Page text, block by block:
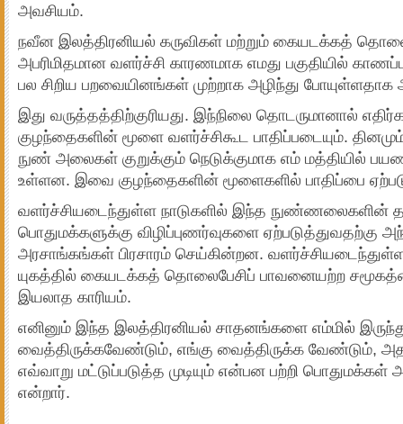
அவசியம்.
நவீன இலத்திரனியல் கருவிகள் மற்றும் கையடக்கத்
அபரிமிதமான வளர்ச்சி காரணமாக எமது பகுதியில்
பல சிறிய பறவையினங்கள் முற்றாக அழிந்து போயுள்ளதாக
இது வருத்தத்திற்குரியது. இந்நிலை தொடருமானால்
குழந்தைகளின் மூளை வளர்ச்சிகூட பாதிப்படையும்.
நுண் அலைகள் குறுக்கும் நெடுக்குமாக எம் மத்தியில்
உள்ளன. இவை குழந்தைகளின் மூளைகளில் பாதிப்பை
வளர்ச்சியடைந்துள்ள நாடுகளில் இந்த நுண்ணலைகளின்
பொதுமக்களுக்கு விழிப்புணர்வுகளை ஏற்படுத்துவதற்கு
அரசாங்கங்கள் பிரசாரம் செய்கின்றன.
யுகத்தில் கையடக்கத் தொலைபேசிப் பாவனையற்ற
இயலாத காரியம்.
எனினும் இந்த இலத்திரனியல் சாதனங்களை எம்மில்
வைத்திருக்கவேண்டும், எங்கு வைத்திருக்க வேண்டும்,
எவ்வாறு மட்டுப்படுத்த முடியும் என்பன பற்றி பொதுமக்கள்
என்றார்.